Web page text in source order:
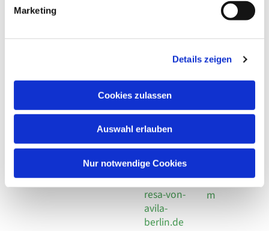
Marketing
Details zeigen
Cookies zulassen
Auswahl erlauben
Nur notwendige Cookies
Adresse
Kirchengemeinde Pfarrei
Hl. Theresa von Avila Berlin
Leitender Pfarrer - Norbert
Behaimstr. 39
Kont
Telefon
+49 30
924 64 28
Fax +49
30 924 54
18
E-Mail
info@the
resa-von-
avila-
berlin.de
Links
Datensch
utz
Social
Impressu
m